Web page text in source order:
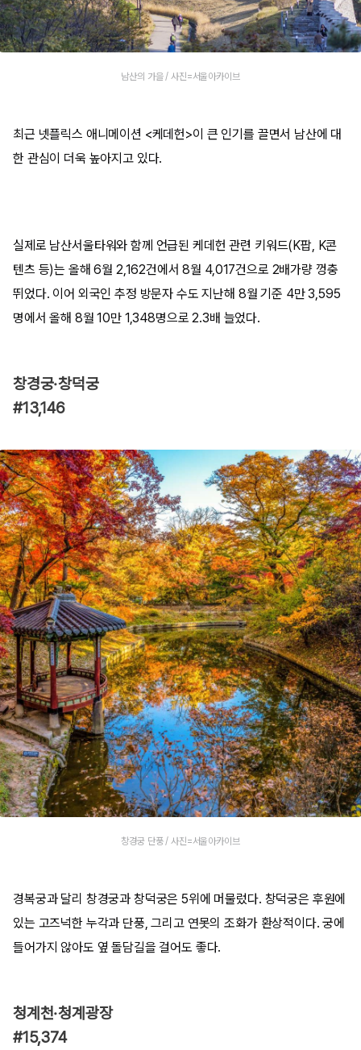
남산의 가을 / 사진=서울아카이브
최근 넷플릭스 애니메이션 <케데헌>이 큰 인기를 끌면서 남산에 대
한 관심이 더욱 높아지고 있다.
실제로 남산서울타워와 함께 언급된 케데헌 관련 키워드(K팝, K콘
텐츠 등)는 올해 6월 2,162건에서 8월 4,017건으로 2배가량 껑충
뛰었다. 이어 외국인 추정 방문자 수도 지난해 8월 기준 4만 3,595
명에서 올해 8월 10만 1,348명으로 2.3배 늘었다.
창경궁·창덕궁
#13,146
창경궁 단풍 / 사진=서울아카이브
경복궁과 달리 창경궁과 창덕궁은 5위에 머물렀다. 창덕궁은 후원에
있는 고즈넉한 누각과 단풍, 그리고 연못의 조화가 환상적이다. 궁에
들어가지 않아도 옆 돌담길을 걸어도 좋다.
청계천·청계광장
#15,374